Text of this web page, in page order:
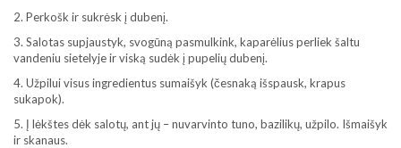
2. Perkošk ir sukrėsk į dubenį.
3. Salotas supjaustyk, svogūną pasmulkink, kaparėlius perliek šaltu
vandeniu sietelyje ir viską sudėk į pupelių dubenį.
4. Užpilui visus ingredientus sumaišyk (česnaką išspausk, krapus
sukapok).
5. Į lėkštes dėk salotų, ant jų – nuvarvinto tuno, bazilikų, užpilo. Išmaišyk
ir skanaus.